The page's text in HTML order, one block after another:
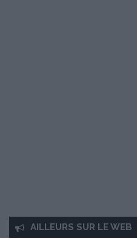
AILLEURS SUR LE WEB